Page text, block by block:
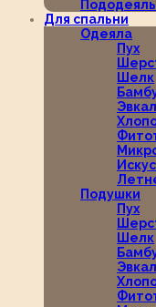
Для спальни
Одеяла
Пух
Шелк
Подушки
Пух
Шелк